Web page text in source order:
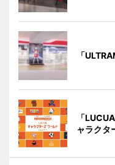
「
「
ャラクタ